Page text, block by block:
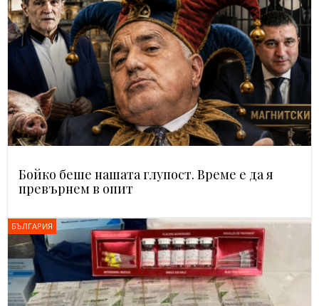
Бойко беше нашата глупост. Време е да я
превърнем в опит
БЪЛГАРИЯ